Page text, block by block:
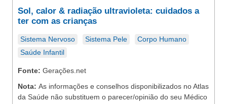
Sol, calor & radiação ultravioleta: cuidados a
ter com as crianças
Sistema Nervoso Sistema Pele
Corpo Humano
Saúde Infantil
Fonte: Gerações.net
Nota: As informações e conselhos disponibilizados no Atlas
da Saúde não substituem o parecer/opinião do seu Médico